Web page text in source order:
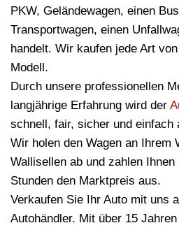
PKW, Geländewagen, einen
Transportwagen, einen
handelt. Wir kaufen jede Art
Modell.
Durch unsere professionellen
langjährige Erfahrung wird der
schnell, fair, sicher und einfach
Wir holen den Wagen an Ihrem
Wallisellen ab und zahlen
Stunden den Marktpreis aus.
Verkaufen Sie Ihr Auto mit uns
Autohändler. Mit über 15